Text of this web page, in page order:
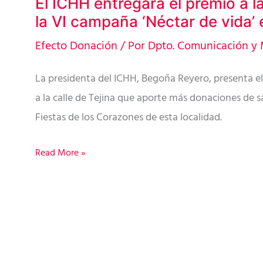
la VI campaña ‘Néctar de vida’
Efecto Donación/ PorDpto. Comunicación
La presidenta del ICHH, Begoña Reyero, presenta
a la calle de Tejina que aporte más donaciones de
Fiestas de los Corazones de esta localidad.
ICHH
entregará
premio
a
la
en
Read More »